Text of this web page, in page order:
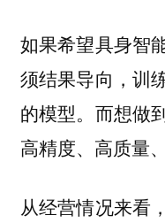
如果希望具身智
须结果导向，训
的模型。而想做
高精度、高质量
从经营情况来看